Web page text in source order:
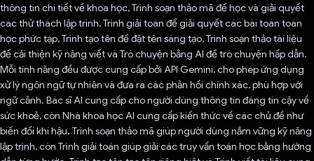
thông tin chi tiết về khoa học, Trình soạn thảo mã để học và giải quyết
các thử thách lập trình, Trình giải toán để giải quyết các bài toán toán
học phức tạp, Trình tạo tên để đặt tên sáng tạo, Trình soạn thảo tài liệu
để cải thiện kỹ năng viết và Trò chuyện bằng AI để trò chuyện hấp dẫn.
Mỗi tính năng đều được cung cấp bởi API Gemini, cho phép ứng dụng
xử lý ngôn ngữ tự nhiên và đưa ra các phản hồi chính xác, phù hợp với
ngữ cảnh. Bác sĩ AI cung cấp cho người dùng thông tin đáng tin cậy về
sức khoẻ, còn Nhà khoa học AI cung cấp kiến thức về các chủ đề như
biến đổi khí hậu. Trình soạn thảo mã giúp người dùng nắm vững kỹ năng
lập trình, còn Trình giải toán giúp giải các truy vấn toán học bằng hướng